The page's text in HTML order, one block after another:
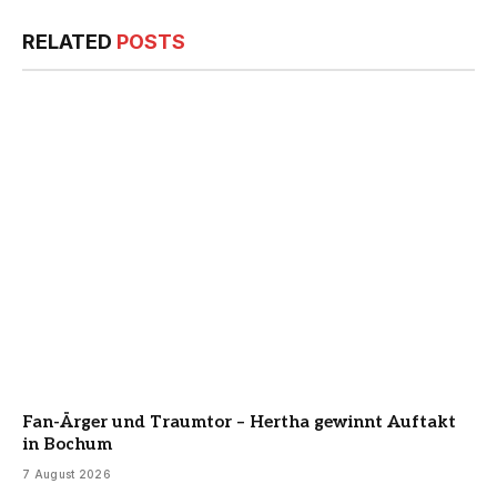
RELATED POSTS
Fan-Ärger und Traumtor – Hertha gewinnt Auftakt
in Bochum
7 August 2026